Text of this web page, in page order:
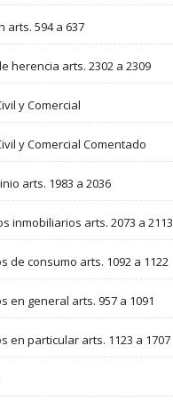
arts. 594 a 637
herencia arts. 2302 a 2309
y Comercial
y Comercial Comentado
arts. 1983 a 2036
inmobiliarios arts. 2073 a 2113
de consumo arts. 1092 a 1122
en general arts. 957 a 1091
en particular arts. 1123 a 1707